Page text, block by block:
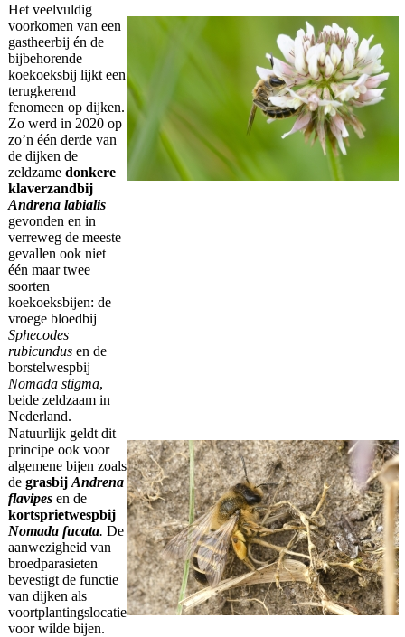
Het veelvuldig
voorkomen van een
gastheerbij én de
bijbehorende
koekoeksbij lijkt een
terugkerend
fenomeen op dijken.
Zo werd in 2020 op
zo’n één derde van
de dijken de
zeldzame donkere
klaverzandbij
Andrena labialis
gevonden en in
verreweg de meeste
gevallen ook niet
één maar twee
soorten
koekoeksbijen: de
vroege bloedbij
Sphecodes
rubicundus en de
borstelwespbij
Nomada stigma,
beide zeldzaam in
Nederland.
Natuurlijk geldt dit
principe ook voor
algemene bijen zoals
de grasbij Andrena
flavipes en de
kortsprietwespbij
Nomada fucata. De
aanwezigheid van
broedparasieten
bevestigt de functie
van dijken als
voortplantingslocatie
voor wilde bijen.